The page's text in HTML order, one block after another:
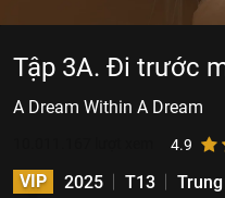
Tập 3A. Đi trước
A Dream Within A Dream
4.9
VIP 2025 T13